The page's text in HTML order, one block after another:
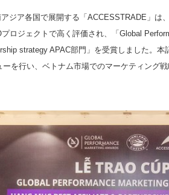
ジア各国で展開する「ACCESSTRADE」は
ロジェクトで高く評価され、「Global
strategy APAC部門」を受賞しました。本
ーを行い、ベトナム市場でのマーケティング